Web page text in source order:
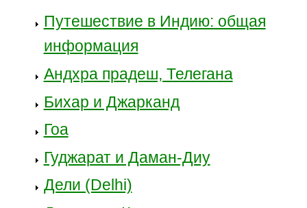
Путешествие в Индию: общая
информация
Андхра прадеш, Телегана
Бихар и Джарканд
Гоа
Гуджарат и Даман-Диу
Дели (Delhi)